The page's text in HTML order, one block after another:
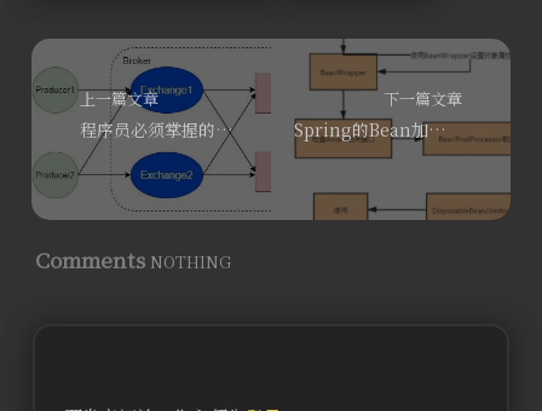
上一篇文章
程序员必须掌握的消息中间件-RabbitMQ
下一篇文章
Spring的Bean加载流程
Comments NOTHING